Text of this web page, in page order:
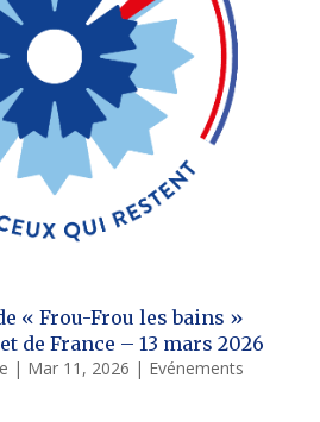
« Frou-Frou les bains »
de France – 13 mars 2026
| Mar 11, 2026 | Evénements